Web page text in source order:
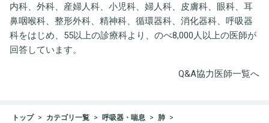
内科、外科、産婦人科、小児科、婦人科、皮膚科、眼科、耳
鼻咽喉科、整形外科、精神科、循環器科、消化器科、呼吸器
科をはじめ、55以上の診療科より、のべ8,000人以上の医師が
回答しています。
Q&A協力医師一覧へ
トップ カテゴリ一覧 呼吸器・喘息 肺